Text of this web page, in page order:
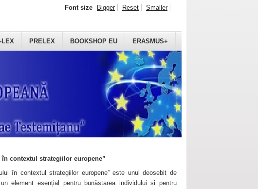
LEX PRELEX BOOKSHOP EU ERASMUS+
Font size Bigger Reset Smaller
în contextul strategiilor europene”
în contextul strategiilor europene” este unul deosebit de
element esențial pentru bunăstarea individului și pentru